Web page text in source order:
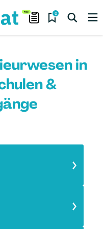
0
in
&